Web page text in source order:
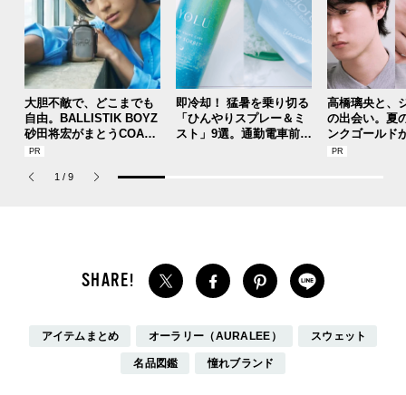
大胆不敵で、どこまでも
自由。BALLISTIK BOYZ
砂田将宏がまとうCOACH
の新作フレグランス「コ
パルファム」
即冷却！ 猛暑を乗り切る
「ひんやりスプレー＆ミ
スト」9選。通勤電車前、
高橋璃央と、
の出会い。夏
ンクゴールド
SUMMER
1 / 9
アイテムまとめ オーラリー（AURALEE） スウェット
名品図鑑 憧れブランド